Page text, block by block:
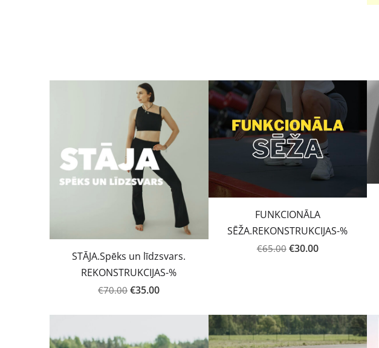
STĀJA.Spēks un līdzsvars.
REKONSTRUKCIJAS-%
€70.00 €35.00
FUNKCIONĀLA
SĒŽA.REKONSTRUKCIJAS-%
€65.00 €30.00